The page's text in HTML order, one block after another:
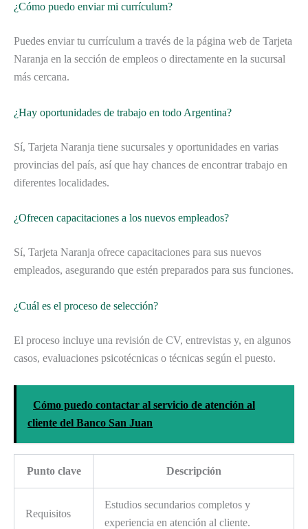
¿Cómo puedo enviar mi currículum?
Puedes enviar tu currículum a través de la página web de Tarjeta
Naranja en la sección de empleos o directamente en la sucursal
más cercana.
¿Hay oportunidades de trabajo en todo Argentina?
Sí, Tarjeta Naranja tiene sucursales y oportunidades en varias
provincias del país, así que hay chances de encontrar trabajo en
diferentes localidades.
¿Ofrecen capacitaciones a los nuevos empleados?
Sí, Tarjeta Naranja ofrece capacitaciones para sus nuevos
empleados, asegurando que estén preparados para sus funciones.
¿Cuál es el proceso de selección?
El proceso incluye una revisión de CV, entrevistas y, en algunos
casos, evaluaciones psicotécnicas o técnicas según el puesto.
Cómo puedo contactar al servicio de atención al
cliente del Banco San Juan
Punto clave Descripción
Requisitos
Estudios secundarios completos y
experiencia en atención al cliente.